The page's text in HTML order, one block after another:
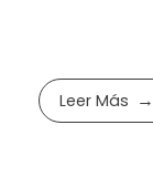
Leer Más